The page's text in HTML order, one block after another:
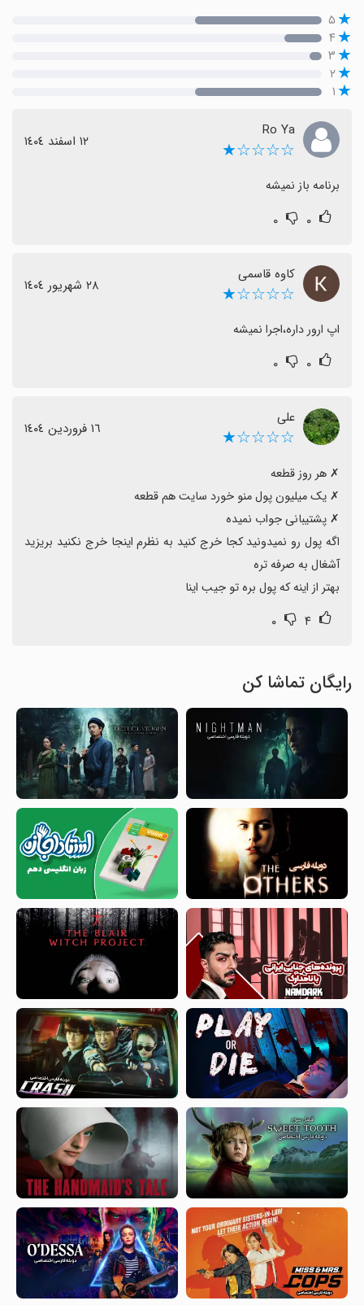
۵
۴
۳
۲
۱
Ro Ya
☆☆☆☆★ ١٢ اسفند ١٤٠٤
برنامه باز نمیشه
۰ ۰
کاوه قاسمی
☆☆☆☆★ ٢٨ شهریور ١٤٠٤
اپ ارور داره،اجرا نمیشه
۰ ۰
علی
☆☆☆☆★ ١٦ فروردین ١٤٠٤
بهتر از اینه که پول بره تو جیب اینا
۴ ۰
رایگان تماشا کن